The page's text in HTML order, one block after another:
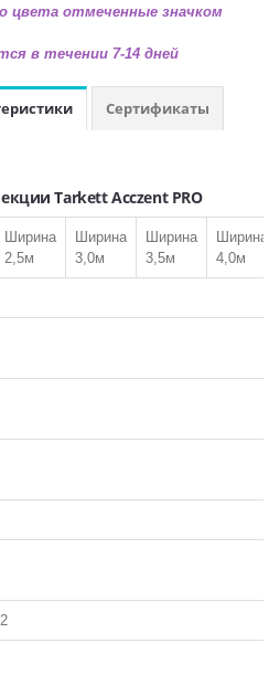
КМ3
цвета отмеченные значком
в течении 7-14 дней
Сертификаты
Tarkett Acczent PRO
Ширина
2,5м
Ширина
3,0м
Ширина
3,5м
Ширина
4,0м